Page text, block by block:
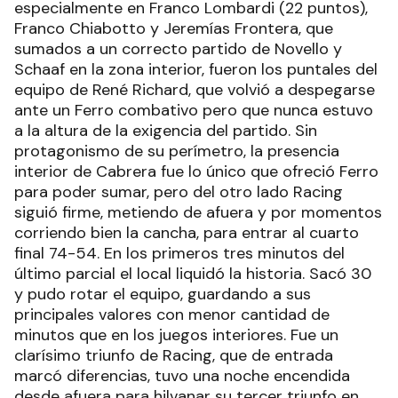
especialmente en Franco Lombardi (22 puntos),
Franco Chiabotto y Jeremías Frontera, que
sumados a un correcto partido de Novello y
Schaaf en la zona interior, fueron los puntales del
equipo de René Richard, que volvió a despegarse
ante un Ferro combativo pero que nunca estuvo
a la altura de la exigencia del partido. Sin
protagonismo de su perímetro, la presencia
interior de Cabrera fue lo único que ofreció Ferro
para poder sumar, pero del otro lado Racing
siguió firme, metiendo de afuera y por momentos
corriendo bien la cancha, para entrar al cuarto
final 74-54. En los primeros tres minutos del
último parcial el local liquidó la historia. Sacó 30
y pudo rotar el equipo, guardando a sus
principales valores con menor cantidad de
minutos que en los juegos interiores. Fue un
clarísimo triunfo de Racing, que de entrada
marcó diferencias, tuvo una noche encendida